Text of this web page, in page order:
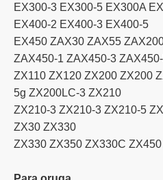
EX300-3 EX300-5 EX300A
EX400-2 EX400-3 EX400-5
EX450 ZAX30 ZAX55
ZAX450-1 ZAX450-3
ZX110 ZX120 ZX200 ZX200
5g ZX200LC-3 ZX210
ZX210-3 ZX210-3 ZX210-5
ZX30 ZX330
ZX330 ZX350 ZX330C